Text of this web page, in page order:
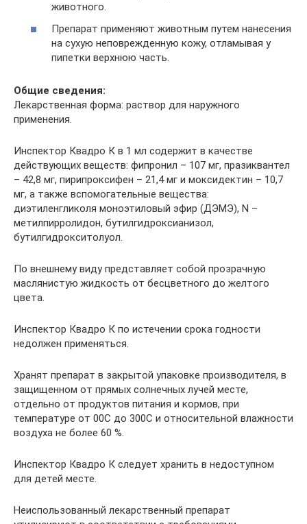
животного.
Препарат применяют животным путем нанесения
на сухую неповрежденную кожу, отламывая у
пипетки верхнюю часть.
Общие сведения:
Лекарственная форма: раствор для наружного
применения.
Инспектор Квадро К в 1 мл содержит в качестве
действующих веществ: фипронил – 107 мг, празиквантел
– 42,8 мг, пирипроксифен – 21,4 мг и моксидектин – 10,7
мг, а также вспомогательные вещества:
диэтиленгликоля моноэтиловый эфир (ДЭМЭ), N –
метилпирролидон, бутилгидроксианизол,
бутилгидрокситолуол.
По внешнему виду представляет собой прозрачную
маслянистую жидкость от бесцветного до желтого
цвета.
Инспектор Квадро К по истечении срока годности
недолжен применяться.
Хранят препарат в закрытой упаковке производителя, в
защищенном от прямых солнечных лучей месте,
отдельно от продуктов питания и кормов, при
температуре от 00С до 300С и относительной влажности
воздуха не более 60 %.
Инспектор Квадро К следует хранить в недоступном
для детей месте.
Неиспользованный лекарственный препарат